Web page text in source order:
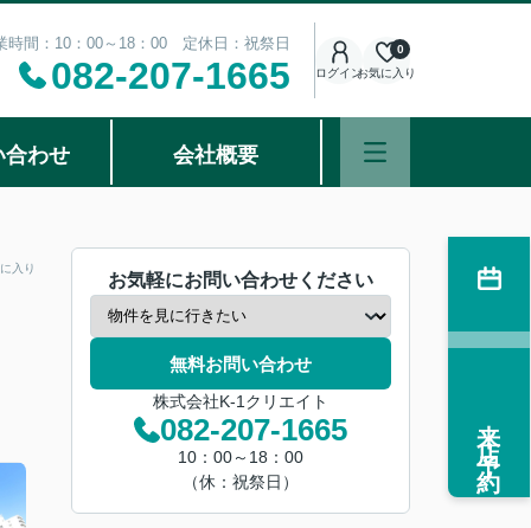
時間：10：00～18：00 定休日：祝祭日
082-207-1665 ログインお気に入り
0
合わせ 会社概要
入り
お気軽にお問い合わせください
無料お問い合わせ
株式会社K-1クリエイト
082-207-1665
10：00～18：00
（休：祝祭日）
来店予約